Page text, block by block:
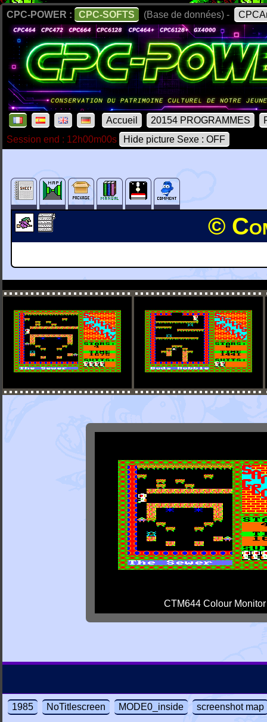
CPC-POWER : CPC-SOFTS (Base de données) -
Accueil 20154 PROGRAMMES
Session end : 12h00m00s
Hide picture Sexe : OFF
©
CTM644 Colour Monitor
1985 NoTitlescreen MODE0_inside screenshot map